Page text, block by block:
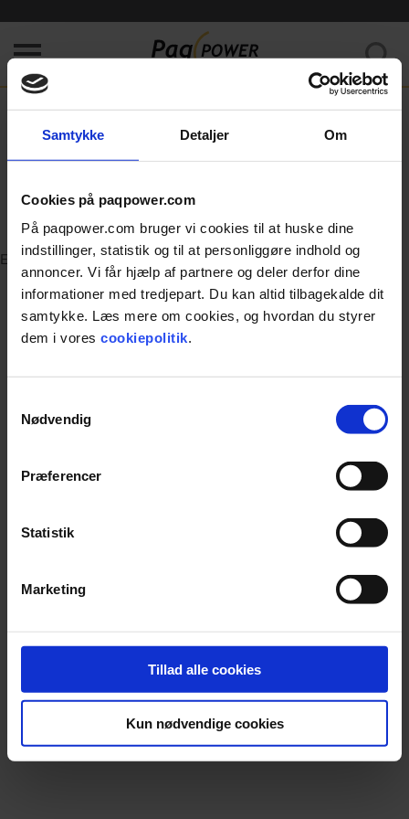
Samtykke Detaljer Om
Cookies på paqpower.com
På paqpower.com bruger vi cookies til at huske dine
indstillinger, statistik og til at personliggøre indhold og
annoncer. Vi får hjælp af partnere og deler derfor dine
informationer med tredjepart. Du kan altid tilbagekalde dit
samtykke. Læs mere om cookies, og hvordan du styrer
dem i vores cookiepolitik.
Nødvendig
Præferencer
Statistik
Marketing
Tillad alle cookies
Kun nødvendige cookies
Kunne ikke hente data. Prøv venligst at opfriske siden.
404
Page was not found.
Error